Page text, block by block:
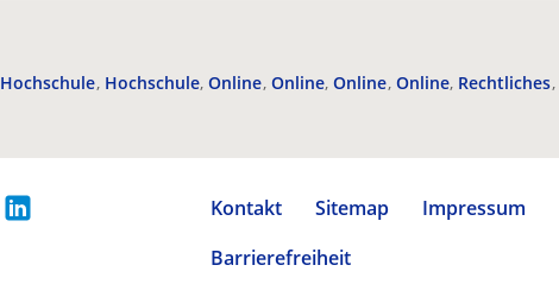
Hochschule Hochschule Online Online Online Online Rechtliches
Kontakt Sitemap Impressum
Barrierefreiheit